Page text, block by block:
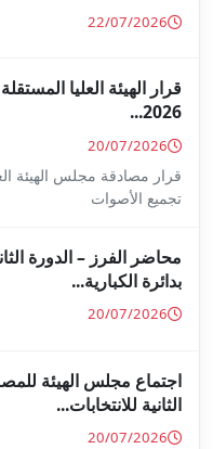
قرار الهيئة العليا المستقلة للانتخابات مؤرّخ في 20 جويلية
المستقلة للانتخابات على نتائج
للانتخابات التشريعية الجزئية
على النتائج الأولية للدورة